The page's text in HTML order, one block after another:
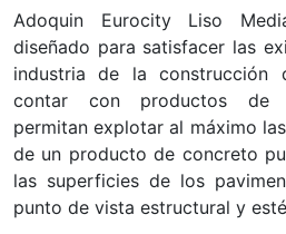
Adoquin Eurocity Liso
diseñado para satisfacer las
industria de la construcción
contar con productos de
permitan explotar al máximo
de un producto de concreto
las superficies de los
punto de vista estructural y